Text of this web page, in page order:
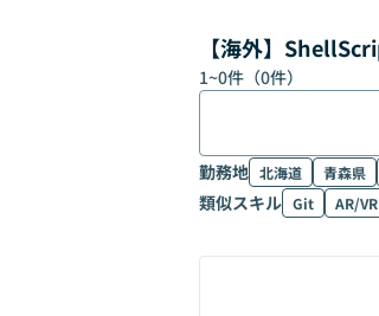
【海外】
1~0件（0件）
勤務地 北海道 青森県
類似スキル Git AR/VR